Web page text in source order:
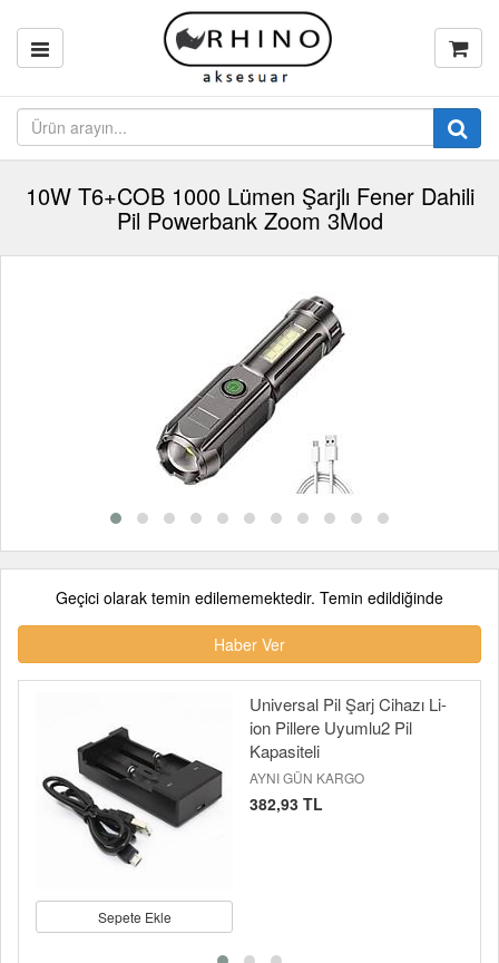
10W T6+COB 1000 Lümen Şarjlı Fener Dahili
Pil Powerbank Zoom 3Mod
Geçici olarak temin edilememektedir. Temin edildiğinde
Haber Ver
Sepete Ekle
Universal Pil Şarj Cihazı Li-
ion Pillere Uyumlu2 Pil
Kapasiteli
AYNI GÜN KARGO
382,93 TL